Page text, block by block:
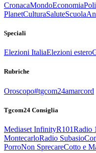
CronacaMondoEconomia
PlanetCulturaSaluteScuola
Speciali
Elezioni ItaliaElezioni estero
Rubriche
Oroscopo#tgcom24amarcord
Tgcom24 Consiglia
Mediaset InfinityR101Radio
MontecarloRadio Subasio
PorroNon SprecareCotto e